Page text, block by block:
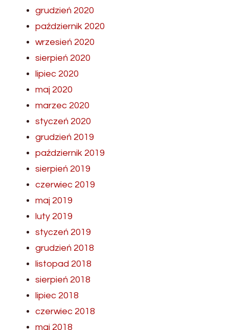
grudzień 2020
październik 2020
wrzesień 2020
sierpień 2020
lipiec 2020
maj 2020
marzec 2020
styczeń 2020
grudzień 2019
październik 2019
sierpień 2019
czerwiec 2019
maj 2019
luty 2019
styczeń 2019
grudzień 2018
listopad 2018
sierpień 2018
lipiec 2018
czerwiec 2018
maj 2018